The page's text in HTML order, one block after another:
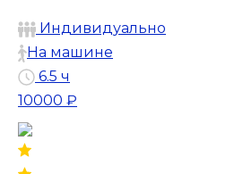
Индивидуально
На машине
6.5 ч
10000 ₽